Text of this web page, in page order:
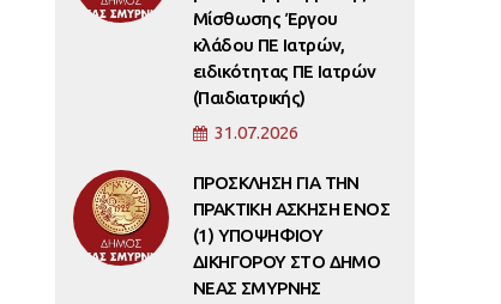
Μίσθωσης Έργου
κλάδου ΠΕ Ιατρών,
ειδικότητας ΠΕ Ιατρών
(Παιδιατρικής)
31.07.2026
ΠΡΟΣΚΛΗΣΗ ΓΙΑ ΤΗΝ
ΠΡΑΚΤΙΚΗ ΑΣΚΗΣΗ ΕΝΟΣ
(1) ΥΠΟΨΗΦΙΟΥ
ΔΙΚΗΓΟΡΟΥ ΣΤΟ ΔΗΜΟ
ΝΕΑΣ ΣΜΥΡΝΗΣ